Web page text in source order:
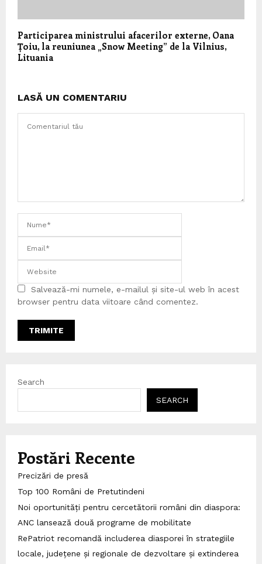
Participarea ministrului afacerilor externe, Oana
Țoiu, la reuniunea „Snow Meeting” de la Vilnius,
Lituania
LASĂ UN COMENTARIU
Salvează-mi numele, e-mailul și site-ul web în acest
browser pentru data viitoare când comentez.
Search
SEARCH
Postări Recente
Precizări de presă
Top 100 Români de Pretutindeni
Noi oportunități pentru cercetătorii români din diaspora:
ANC lansează două programe de mobilitate
RePatriot recomandă includerea diasporei în strategiile
locale, județene și regionale de dezvoltare și extinderea